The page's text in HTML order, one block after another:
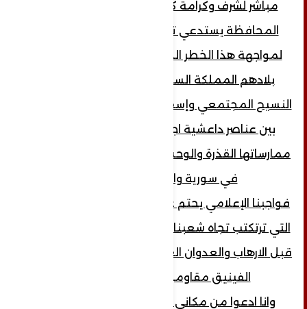
مباشر لشرف وكرامة كل مواطن من سكان
المحافظة يستدعي تحركا جادا من الجميع
لمواجهة هذا الخطر الداهم الذي أرسلته إلى
بلادهم المملكة السعودية بهدف تمزيق
النسيج المجتمعي وإسقاط محافظة تعز رهينة
بين عناصر داعشية اجرامية تستنسخ إليها
ممارساتها القذرة والوحشية التي شهدها العالم
في سورية والعراق مؤخرا.
فواجبنا الإعلامي يحتم علينا فضح هذه الجرائم
التي ترتكتب تجاه شعبنا الصديق في اليمن من
قبل الارهاب والعدوان الغاشم ونحن نبقى كطائر
الفينيق مقاومون حتى النهاية.
وانا ادعوا من مكاني لأن يكون هناك مادة